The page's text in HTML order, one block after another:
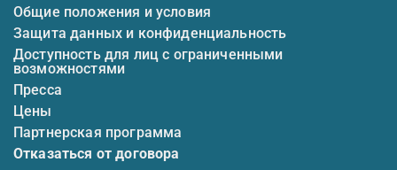
Общие положения и условия
Защита данных и конфиденциальность
Доступность для лиц с ограниченными
возможностями
Пресса
Цены
Партнерская программа
Отказаться от договора